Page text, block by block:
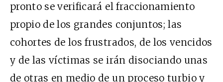
pronto se verificará el fraccionamiento
propio de los grandes conjuntos; las
cohortes de los frustrados, de los vencidos
y de las víctimas se irán disociando unas
de otras en medio de un proceso turbio y